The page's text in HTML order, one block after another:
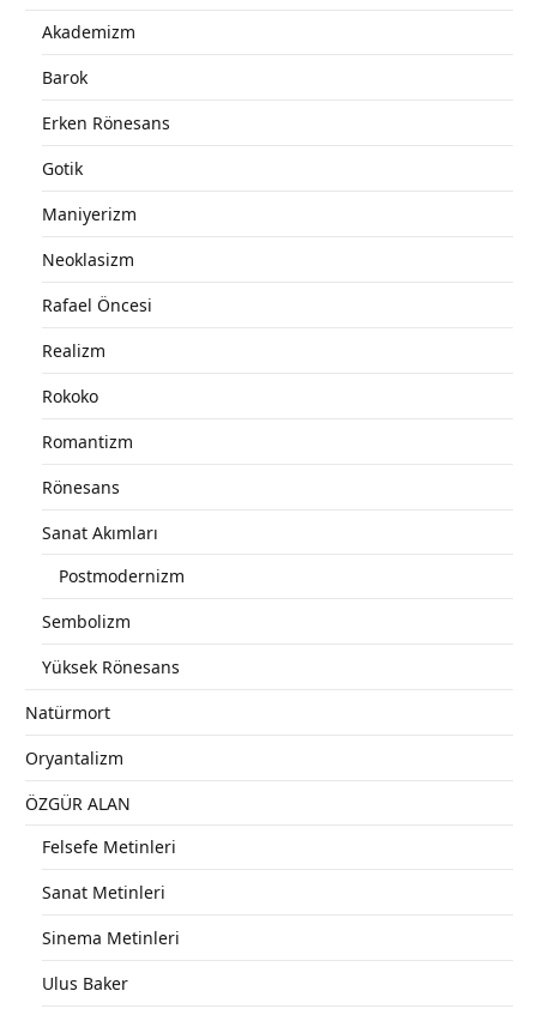
Akademizm
Barok
Erken Rönesans
Gotik
Maniyerizm
Neoklasizm
Rafael Öncesi
Realizm
Rokoko
Romantizm
Rönesans
Sanat Akımları
Postmodernizm
Sembolizm
Yüksek Rönesans
Natürmort
Oryantalizm
ÖZGÜR ALAN
Felsefe Metinleri
Sanat Metinleri
Sinema Metinleri
Ulus Baker